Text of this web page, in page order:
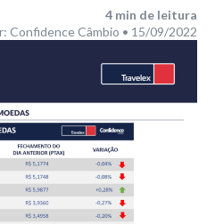
4 min de leitura
Confidence Câmbio • 15/09/2022